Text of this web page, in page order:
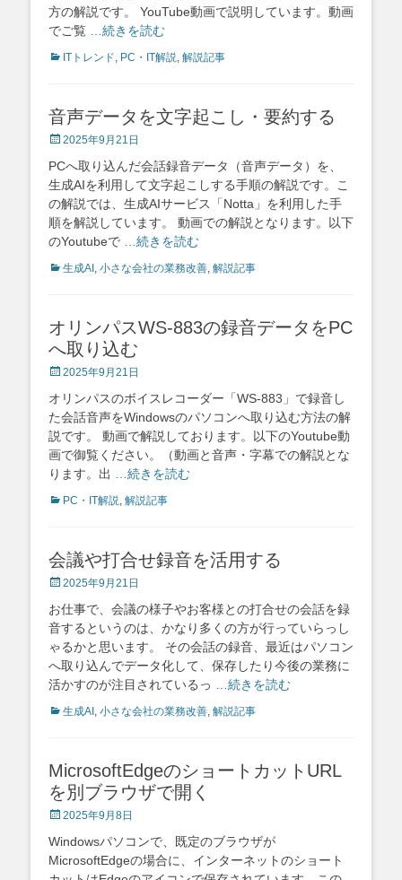
方の解説です。 YouTube動画で説明しています。動画
でご覧
…続きを読む
Categories
ITトレンド, PC・IT解説, 解説記事
音声データを文字起こし・要約する
Posted
2025年9月21日
PCへ取り込んだ会話録音データ（音声データ）を、
生成AIを利用して文字起こしする手順の解説です。こ
の解説では、生成AIサービス「Notta」を利用した手
順を解説しています。 動画での解説となります。以下
のYoutubeで
…続きを読む
Categories
生成AI , 小さな会社の業務改善, 解説記事
オリンパスWS-883の録音データをPC
へ取り込む
Posted
2025年9月21日
オリンパスのボイスレコーダー「WS-883」で録音し
た会話音声をWindowsのパソコンへ取り込む方法の解
説です。 動画で解説しております。以下のYoutube動
画で御覧ください。（動画と音声・字幕での解説とな
ります。出
…続きを読む
Categories
PC・IT解説, 解説記事
会議や打合せ録音を活用する
Posted
2025年9月21日
お仕事で、会議の様子やお客様との打合せの会話を録
音するというのは、かなり多くの方が行っていらっし
ゃるかと思います。 その会話の録音、最近はパソコン
へ取り込んでデータ化して、保存したり今後の業務に
活かすのが注目されているっ
…続きを読む
Categories
生成AI , 小さな会社の業務改善, 解説記事
MicrosoftEdgeのショートカットURL
を別ブラウザで開く
Posted
2025年9月8日
Windowsパソコンで、既定のブラウザが
MicrosoftEdgeの場合に、インターネットのショート